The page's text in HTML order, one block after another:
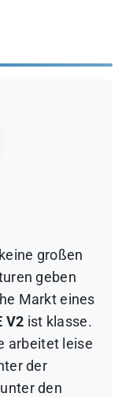
großen
geben
Markt eines
V2 ist klasse.
arbeitet leise
der
den